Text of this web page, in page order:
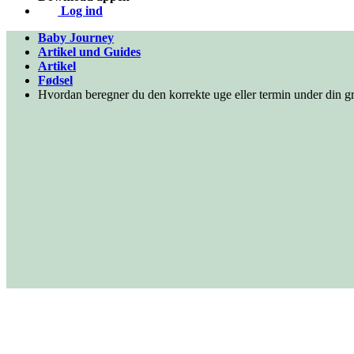
Log ind
Baby Journey
Artikel und Guides
Artikel
Fødsel
Hvordan beregner du den korrekte uge eller termin under din